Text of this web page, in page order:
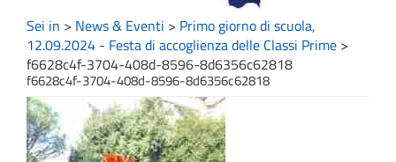
Sei in > News & Eventi > Primo giorno di scuola,
12.09.2024 - Festa di accoglienza delle Classi Prime >
f6628c4f-3704-408d-8596-8d6356c62818
f6628c4f-3704-408d-8596-8d6356c62818